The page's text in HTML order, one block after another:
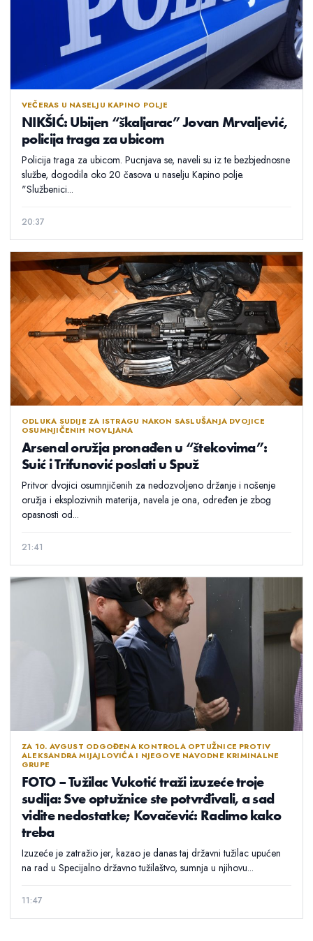
VEČERAS U NASELJU KAPINO POLJE
NIKŠIĆ: Ubijen “škaljarac” Jovan Mrvaljević,
policija traga za ubicom
Policija traga za ubicom. Pucnjava se, naveli su iz te bezbjednosne
službe, dogodila oko 20 časova u naselju Kapino polje.
"Službenici...
20:37
ODLUKA SUDIJE ZA ISTRAGU NAKON SASLUŠANJA DVOJICE
OSUMNJIČENIH NOVLJANA
Arsenal oružja pronađen u “štekovima”:
Suić i Trifunović poslati u Spuž
Pritvor dvojici osumnjičenih za nedozvoljeno držanje i nošenje
oružja i eksplozivnih materija, navela je ona, određen je zbog
opasnosti od...
21:41
ZA 10. AVGUST ODGOĐENA KONTROLA OPTUŽNICE PROTIV
ALEKSANDRA MIJAJLOVIĆA I NJEGOVE NAVODNE KRIMINALNE
GRUPE
FOTO – Tužilac Vukotić traži izuzeće troje
sudija: Sve optužnice ste potvrđivali, a sad
vidite nedostatke; Kovačević: Radimo kako
treba
Izuzeće je zatražio jer, kazao je danas taj državni tužilac upućen
na rad u Specijalno državno tužilaštvo, sumnja u njihovu...
11:47